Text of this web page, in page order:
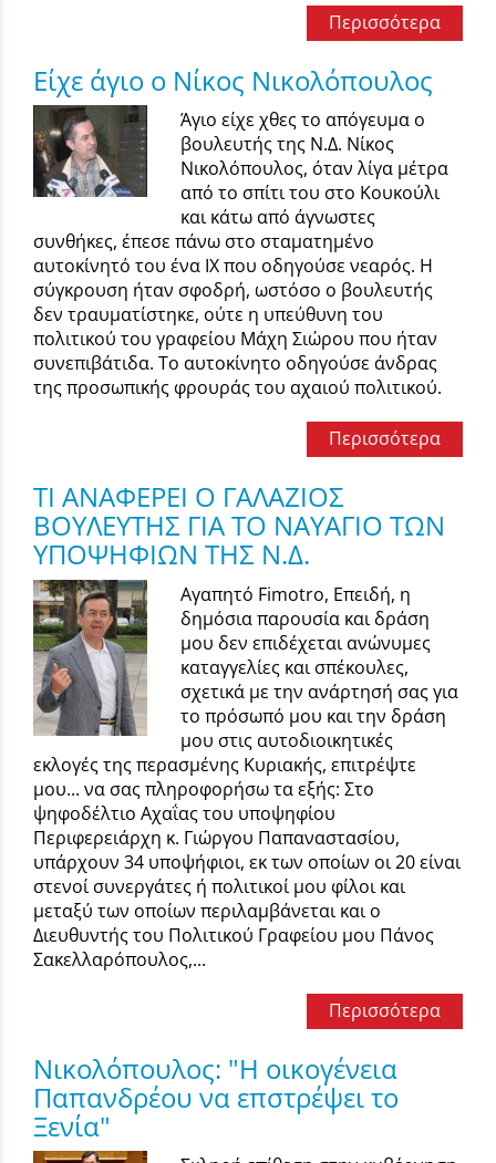
Περισσότερα
Είχε άγιο ο Νίκος Νικολόπουλος
Άγιο είχε χθες το απόγευμα ο
βουλευτής της Ν.Δ. Νίκος
Νικολόπουλος, όταν λίγα μέτρα
από το σπίτι του στο Κουκούλι
και κάτω από άγνωστες
συνθήκες, έπεσε πάνω στο σταματημένο
αυτοκίνητό του ένα ΙΧ που οδηγούσε νεαρός. Η
σύγκρουση ήταν σφοδρή, ωστόσο ο βουλευτής
δεν τραυματίστηκε, ούτε η υπεύθυνη του
πολιτικού του γραφείου Μάχη Σιώρου που ήταν
συνεπιβάτιδα. Το αυτοκίνητο οδηγούσε άνδρας
της προσωπικής φρουράς του αχαιού πολιτικού.
Περισσότερα
TI ΑΝΑΦΕΡΕΙ Ο ΓΑΛΑΖΙΟΣ
ΒΟΥΛΕΥΤΗΣ ΓΙΑ ΤΟ ΝΑΥΑΓΙΟ ΤΩΝ
ΥΠΟΨΗΦΙΩΝ ΤΗΣ Ν.Δ.
Αγαπητό Fimotro, Επειδή, η
δημόσια παρουσία και δράση
μου δεν επιδέχεται ανώνυμες
καταγγελίες και σπέκουλες,
σχετικά με την ανάρτησή σας για
το πρόσωπό μου και την δράση
μου στις αυτοδιοικητικές
εκλογές της περασμένης Κυριακής, επιτρέψτε
μου... να σας πληροφορήσω τα εξής: Στο
ψηφοδέλτιο Αχαΐας του υποψηφίου
Περιφερειάρχη κ. Γιώργου Παπαναστασίου,
υπάρχουν 34 υποψήφιοι, εκ των οποίων οι 20 είναι
στενοί συνεργάτες ή πολιτικοί μου φίλοι και
μεταξύ των οποίων περιλαμβάνεται και ο
Διευθυντής του Πολιτικού Γραφείου μου Πάνος
Σακελλαρόπουλος,...
Περισσότερα
Νικολόπουλος: "Η οικογένεια
Παπανδρέου να επστρέψει το
Ξενία"